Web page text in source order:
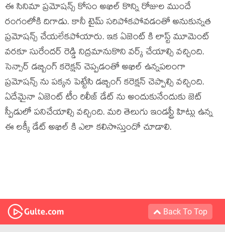
ఈ సినిమా ప్రమోషన్స్ కోసం అఖిల్ కొన్ని రోజుల ముందే
రంగంలోకి దిగాడు. కానీ టైమ్ సరిపోకపోవడంతో అనుకున్నత
ప్రమోషన్స్ చేయలేకపోయారు. ఇక ఏజెంట్ కి లాస్ట్ మూమెంట్
వరకూ సురేందర్ రెడ్డి నిద్రమానుకొని వర్క్ చేయాల్సి వచ్చింది.
సెన్సార్ డబ్బింగ్ కరెక్షన్ చెప్పడంతో అఖిల్ ఉన్నపలంగా
ప్రమోషన్స్ ను పక్కన పెట్టేసి డబ్బింగ్ కరెక్షన్ చెప్పాల్సి వచ్చింది.
ఏదేమైనా ఏజెంట్ టీం రిలీజ్ డేట్ ను అందుకునేందుకు జెట్
స్పీడులో పనిచేయాల్సి వచ్చింది. మరి తెలుగు ఇండస్ట్రీ హిట్లు ఉన్న
ఈ లక్కీ డేట్ అఖిల్ కి ఎలా కలిసొస్తుందో చూడాలి.
Back To Top